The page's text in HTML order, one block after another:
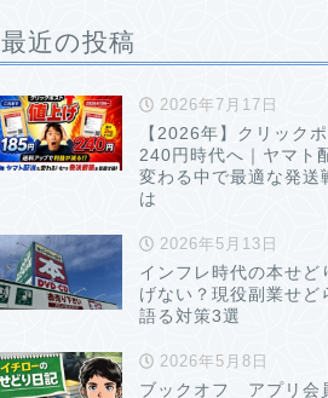
最近の投稿
2026年7月17日
【2026年】クリック
240円時代へ｜ヤマト
変わる中で最適な発送
は
2026年5月13日
インフレ時代の本せど
げない？現役副業せど
語る対策3選
2026年5月8日
ブックオフ アプリ会